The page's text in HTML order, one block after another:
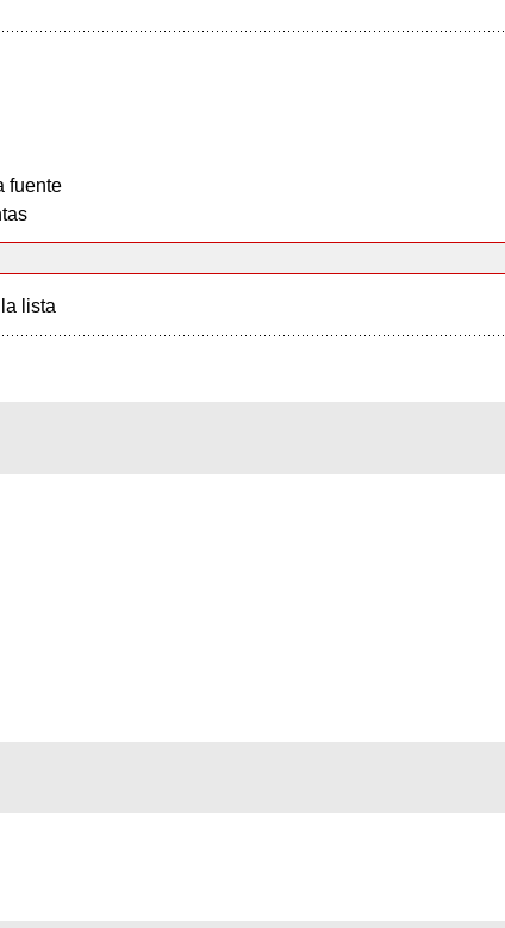
fuente
lista